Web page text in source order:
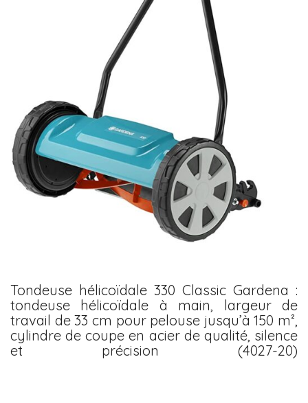
Tondeuse hélicoïdale 330 Classic Gardena :
tondeuse hélicoïdale à main, largeur de
travail de 33 cm pour pelouse jusqu’à 150 m²,
cylindre de coupe en acier de qualité, silence
et précision (4027-20)